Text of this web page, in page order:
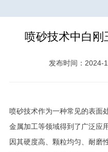
喷砂技术中白刚
发布时间：2024-
喷砂技术作为一种常见的表面
金属加工等领域得到了广泛应
因其硬度高、颗粒均匀、耐磨